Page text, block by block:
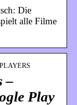
Die
alle Filme
–
Play